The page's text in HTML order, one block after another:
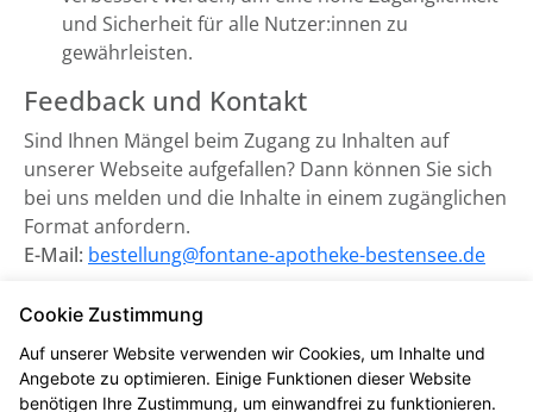
und Sicherheit für alle Nutzer:innen zu
gewährleisten.
Feedback und Kontakt
Sind Ihnen Mängel beim Zugang zu Inhalten auf
unserer Webseite aufgefallen? Dann können Sie sich
bei uns melden und die Inhalte in einem zugänglichen
Format anfordern.
E-Mail: bestellung@fontane-apotheke-bestensee.de
Zuständige Marktüberwachungsbehörde:
Marktüberwachungsstelle der Länder für die
Barrierefreiheit von Produkten und Dienstleistungen
(MLBF) in Magdeburg, Sachsen-Anhalt.
Cookie Zustimmung
Auf unserer Website verwenden wir Cookies, um Inhalte und
Angebote zu optimieren. Einige Funktionen dieser Website
benötigen Ihre Zustimmung, um einwandfrei zu funktionieren.